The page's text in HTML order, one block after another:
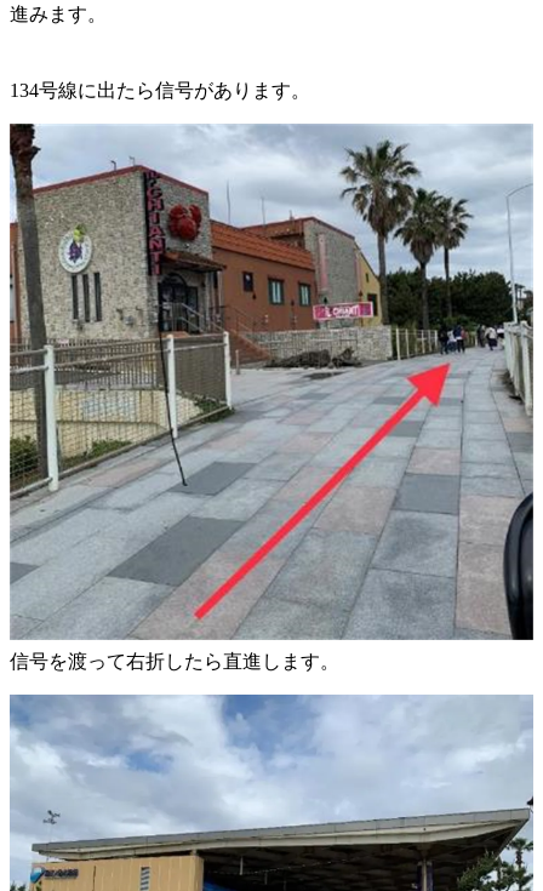
進みます。
134号線に出たら信号があります。
信号を渡って右折したら直進します。